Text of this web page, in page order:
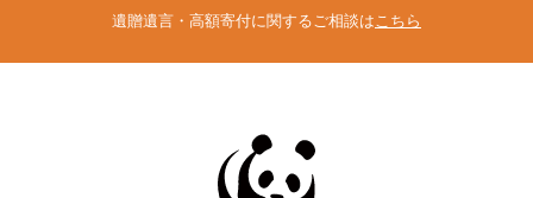
遺贈遺言・高額寄付に関するご相談は こちら